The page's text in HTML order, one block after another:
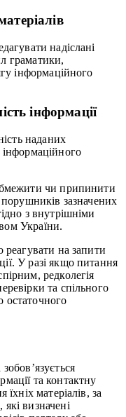
надіслані
граматики,
інформаційного
інформації
наданих
інформаційного
чи припинити
порушників зазначених
з внутрішніми
України.
реагувати на запити
У разі якщо питання
редколегія
та спільного
остаточного
та контактну
матеріалів, за
визначені